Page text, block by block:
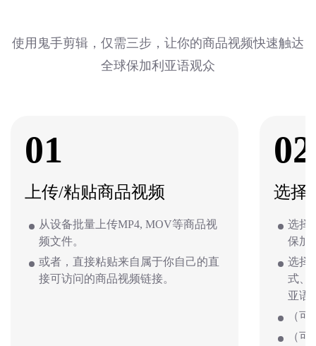
使用鬼手剪辑，仅需三步，让你的商品视频快速触达
全球保加利亚语观众
01
上传/粘贴商品视频
从设备批量上传MP4, MOV等商品视
频文件。
或者，直接粘贴来自属于你自己的直
接可访问的商品视频链接。
02
选择
选择
保加
选择
式、
亚语
（
（